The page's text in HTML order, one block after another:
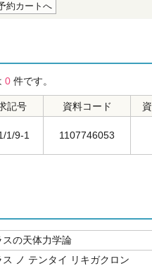
約カートへ
0 件です。
記号 資料コード
1/9-1 1107746053
スの天体力学論
ス ノ テンタイ リキガクロン